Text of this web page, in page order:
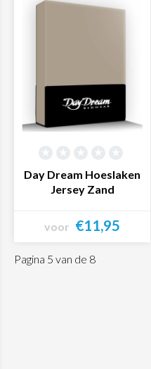
Bekijk product
Day Dream Hoeslaken
Jersey Zand
voor €11,95
Bekijk product
Pagina 5 van de 8